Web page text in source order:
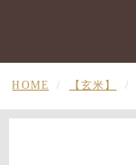
HOME 【玄米】